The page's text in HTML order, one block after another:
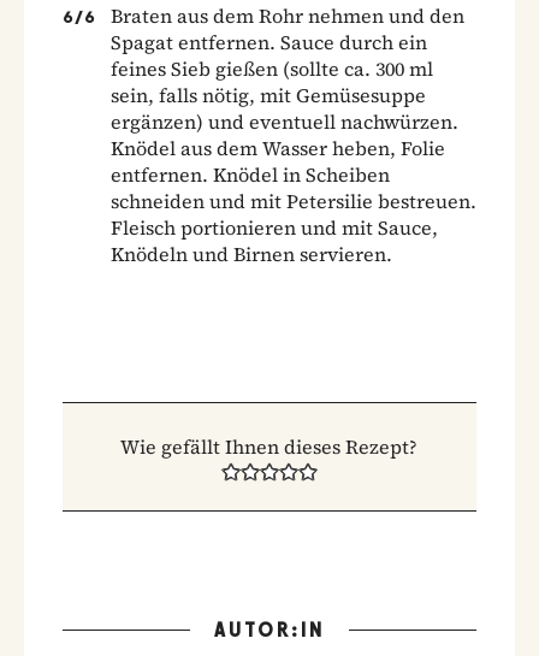
6/6
Braten aus dem Rohr nehmen und den
Spagat entfernen. Sauce durch ein
feines Sieb gießen (sollte ca. 300 ml
sein, falls nötig, mit Gemüsesuppe
ergänzen) und eventuell nachwürzen.
Knödel aus dem Wasser heben, Folie
entfernen. Knödel in Scheiben
schneiden und mit Petersilie bestreuen.
Fleisch portionieren und mit Sauce,
Knödeln und Birnen servieren.
Wie gefällt Ihnen dieses Rezept?
AUTOR:IN